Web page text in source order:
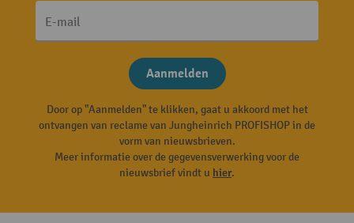
E-mail
Aanmelden
Door op "Aanmelden" te klikken, gaat u akkoord met het
ontvangen van reclame van Jungheinrich PROFISHOP in de
vorm van nieuwsbrieven.
Meer informatie over de gegevensverwerking voor de
nieuwsbrief vindt u hier.